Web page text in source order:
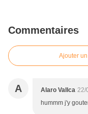
Commentaires
Ajouter
A Alaro Vallca 22/
hummm j'y